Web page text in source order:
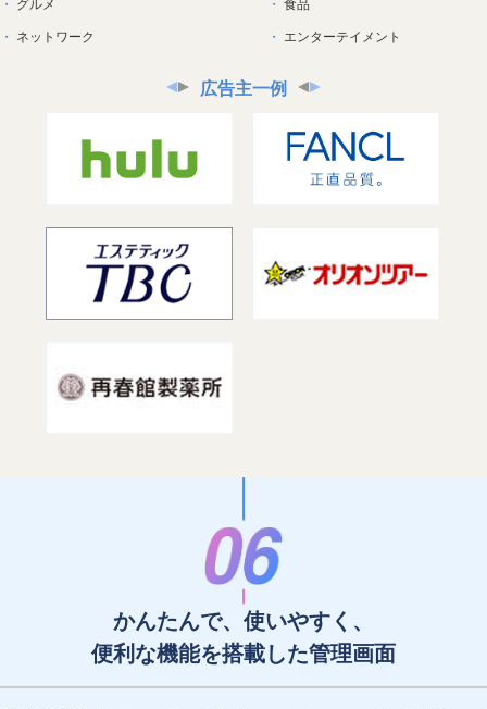
グルメ
ネットワーク
食品
エンターテイメント
広告主一例
かんたんで、使いやすく、
便利な機能を搭載した管理画面